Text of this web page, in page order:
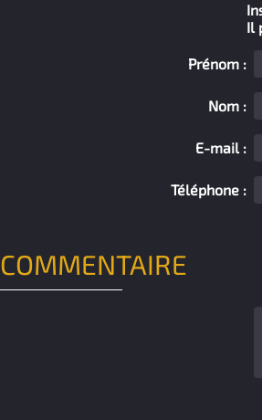
Il
Prénom :
Nom :
E-mail :
Téléphone :
COMMENTAIRE